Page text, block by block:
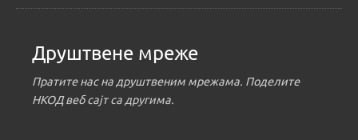
Друштвене мреже
Пратите нас на друштвеним мрежама. Поделите
НКОД веб сајт са другима.